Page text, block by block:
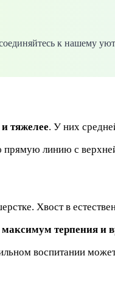
к нашему
тяжелее. У них
линию с
Хвост в
максимум терпения и
воспитании